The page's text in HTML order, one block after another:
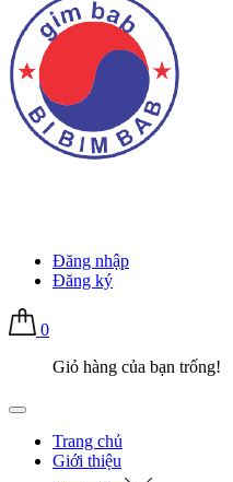
Đăng nhập
Đăng ký
0
Giỏ hàng của bạn trống!
Trang chủ
Giới thiệu